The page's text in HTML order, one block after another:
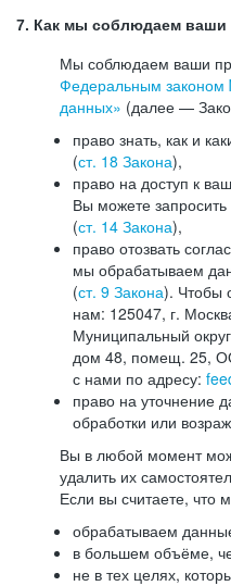
7. Как мы соблюдаем ваши
Мы соблюдаем ваши
Федеральным
данных» (далее —
право знать, как и
(ст. 18 Закона),
право на доступ к
Вы можете
(ст. 14 Закона),
право отозвать
мы обрабатываем
(ст. 9 Закона). Чтобы
нам: 125047, г.
Муниципальный
дом 48, помещ. 25,
с нами по адресу:
право на уточнение
обработки или
Вы в любой момент
удалить их
Если вы считаете, что
обрабатываем
в большем объёме,
не в тех целях,